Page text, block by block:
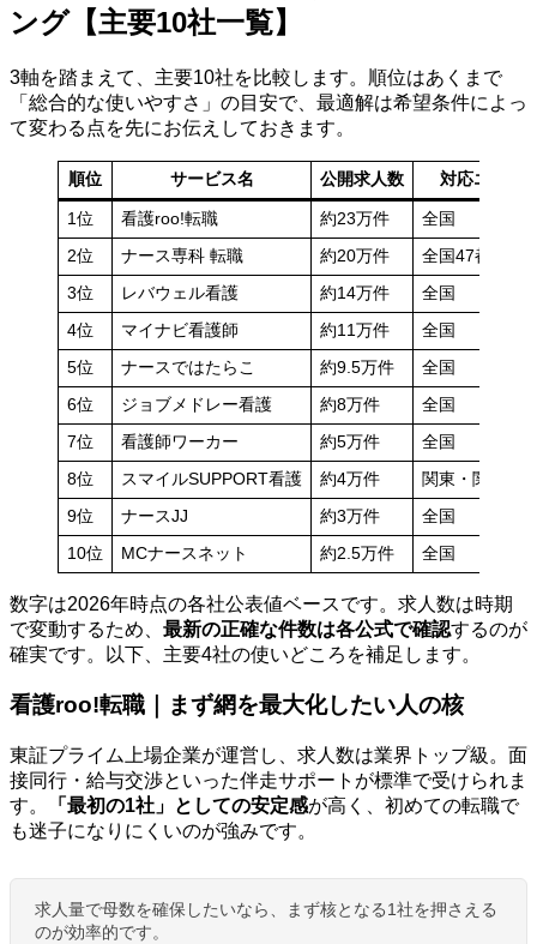
ング【主要10社一覧】
3軸を踏まえて、主要10社を比較します。順位はあくまで
「総合的な使いやすさ」の目安で、最適解は希望条件によっ
て変わる点を先にお伝えしておきます。
順位 サービス名 公開求人数 対応エリア
1位 看護roo!転職 約23万件 全国
2位 ナース専科 転職 約20万件 全国47都道府
3位 レバウェル看護 約14万件 全国
4位 マイナビ看護師 約11万件 全国
5位 ナースではたらこ 約9.5万件 全国
6位 ジョブメドレー看護 約8万件 全国
7位 看護師ワーカー 約5万件 全国
8位 スマイルSUPPORT看護 約4万件 関東・関西中
9位 ナースJJ 約3万件 全国
10位 MCナースネット 約2.5万件 全国
数字は2026年時点の各社公表値ベースです。求人数は時期
で変動するため、 最新の正確な件数は各公式で確認するのが
確実です。以下、主要4社の使いどころを補足します。
看護roo!転職｜まず網を最大化したい人の核
東証プライム上場企業が運営し、求人数は業界トップ級。面
接同行・給与交渉といった伴走サポートが標準で受けられま
す。
「最初の1社」としての安定感が高く、初めての転職で
も迷子になりにくいのが強みです。
求人量で母数を確保したいなら、まず核となる1社を押さえる
のが効率的です。